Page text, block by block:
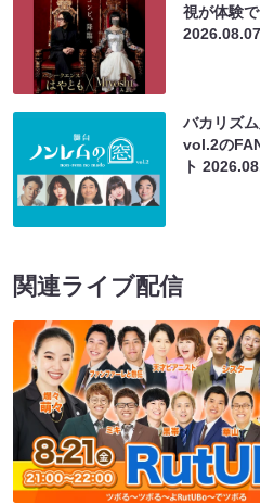
視が体験
2026.08.07
バカリズ
vol.2の
ト
関連ライブ配信